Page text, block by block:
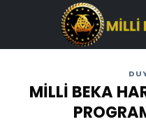
MİLLİ BEKA